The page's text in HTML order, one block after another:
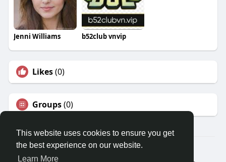
This website uses cookies to ensure you get
the best experience on our website.
Learn More
Jenni Williams b52club vnvip
Likes(0)
Groups(0)
© 2026 Travel With Me